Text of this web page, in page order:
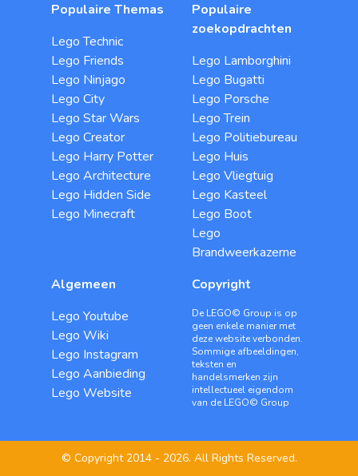
Populaire Themas
Lego Technic
Lego Friends
Lego Ninjago
Lego City
Lego Star Wars
Lego Creator
Lego Harry Potter
Lego Architecture
Lego Hidden Side
Lego Minecraft
Populaire
zoekopdrachten
Lego Lamborghini
Lego Bugatti
Lego Porsche
Lego Trein
Lego Politiebureau
Lego Huis
Lego Vliegtuig
Lego Kasteel
Lego Boot
Lego
Brandweerkazerne
Algemeen
Lego Youtube
Lego Wiki
Lego Instagram
Lego Aanbieding
Lego Website
Copyright
De LEGO© Group is op
geen enkele manier met
deze website verbonden.
Sommige afbeeldingen,
teksten en
handelsmerken zijn
intellectueel eigendom
van de LEGO© Group
© Copyright 2014 - 2026. All Rights Reserved.